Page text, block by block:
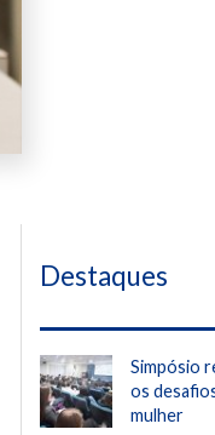
do
Destaques
Simpósio
os
mulher